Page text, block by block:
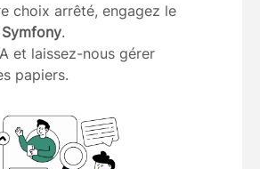
choix arrêté, engagez le
.
et laissez-nous gérer
papiers.